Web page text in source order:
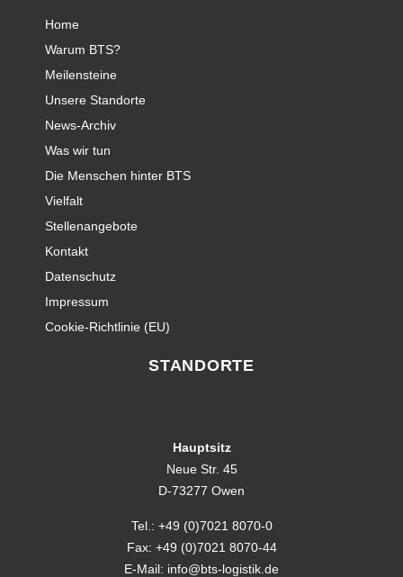
Home
Warum BTS?
Meilensteine
Unsere Standorte
News-Archiv
Was wir tun
Die Menschen hinter BTS
Vielfalt
Stellenangebote
Kontakt
Datenschutz
Impressum
Cookie-Richtlinie (EU)
STANDORTE
Hauptsitz
Neue Str. 45
D-73277 Owen
Tel.: +49 (0)7021 8070-0
Fax: +49 (0)7021 8070-44
E-Mail: info@bts-logistik.de